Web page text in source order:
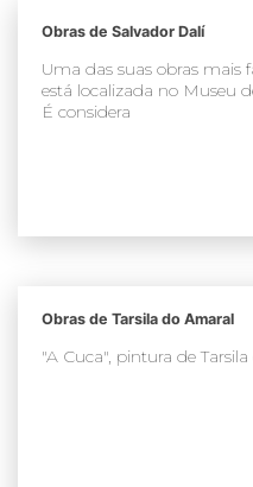
Obras de Salvador Dalí
Uma das suas obras mais
está localizada no Museu
É considera
Obras de Tarsila do Amaral
"A Cuca", pintura de